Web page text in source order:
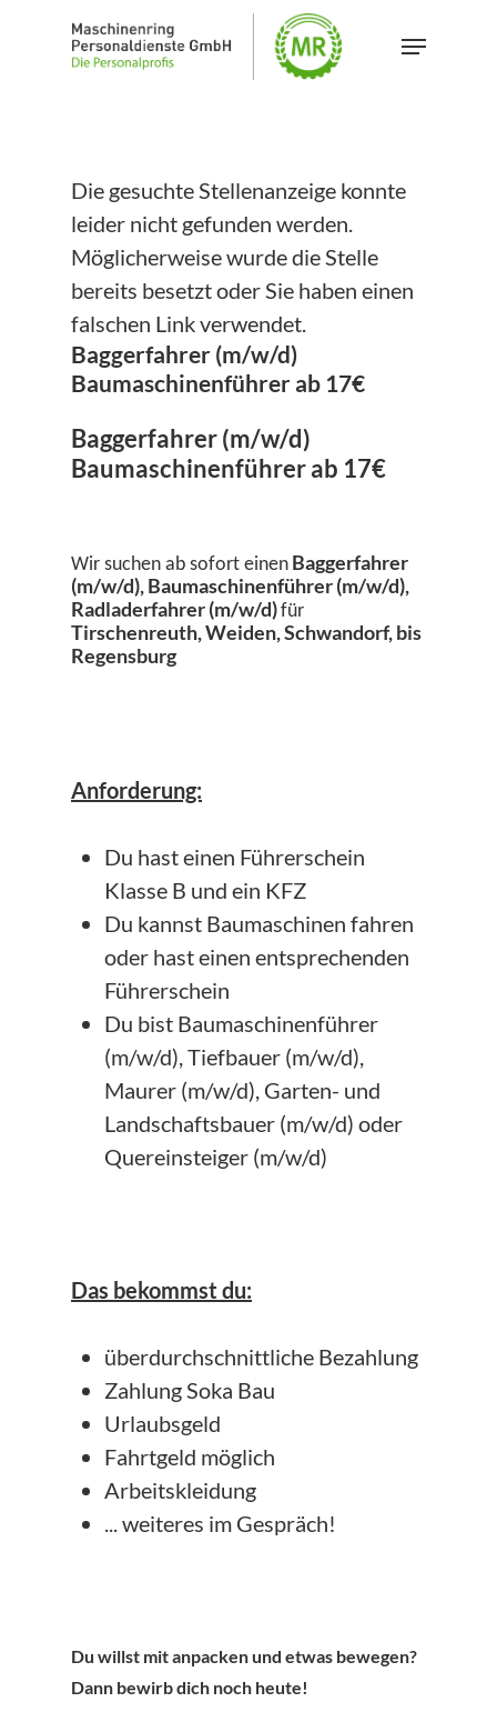
Menu
Die gesuchte Stellenanzeige konnte
leider nicht gefunden werden.
Möglicherweise wurde die Stelle
bereits besetzt oder Sie haben einen
falschen Link verwendet.
Baggerfahrer (m/w/d)
Baumaschinenführer ab 17€
Baggerfahrer (m/w/d)
Baumaschinenführer ab 17€
Wir suchen ab sofort einen Baggerfahrer
(m/w/d), Baumaschinenführer (m/w/d),
Radladerfahrer (m/w/d)für
Tirschenreuth, Weiden, Schwandorf, bis
Regensburg
Anforderung:
Du hast einen Führerschein
Klasse B und ein KFZ
Du kannst Baumaschinen fahren
oder hast einen entsprechenden
Führerschein
Du bist Baumaschinenführer
(m/w/d), Tiefbauer (m/w/d),
Maurer (m/w/d), Garten- und
Landschaftsbauer (m/w/d) oder
Quereinsteiger (m/w/d)
Das bekommst du:
überdurchschnittliche Bezahlung
Zahlung Soka Bau
Urlaubsgeld
Fahrtgeld möglich
Arbeitskleidung
... weiteres im Gespräch!
Du willst mit anpacken und etwas bewegen?
Dann bewirb dich noch heute!